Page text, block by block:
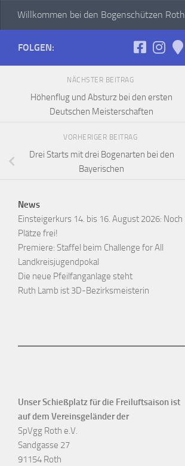
Zum Inhalt springen
Willkommen bei den Bogenschützen Roth
FOLGEN:
NÄCHSTER BEITRAG
Höhenflug und Absturz bei den ersten
Deutschen Meisterschaften
VORHERIGER BEITRAG
Drei Starts mit drei Bogenarten bei den
Bayerischen
News
Einsteigerkurs 14. bis 16. August 2026: Noch
Plätze frei!
Premiere: Staffel beim Challenge for All
Landkreisjugendpokal
Die neue Pfeilfanganlage steht
Ruth Lamb ist 3D-Bezirksmeisterin
Unser Schießplatz für die Freiluftsaison ist
auf dem Vereinsgeländer der
SpVgg Roth e.V.
Sandgasse 27
91154 Roth